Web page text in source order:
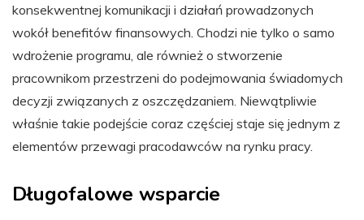
konsekwentnej komunikacji i działań prowadzonych
wokół benefitów finansowych. Chodzi nie tylko o samo
wdrożenie programu, ale również o stworzenie
pracownikom przestrzeni do podejmowania świadomych
decyzji związanych z oszczędzaniem. Niewątpliwie
właśnie takie podejście coraz częściej staje się jednym z
elementów przewagi pracodawców na rynku pracy.
Długofalowe wsparcie